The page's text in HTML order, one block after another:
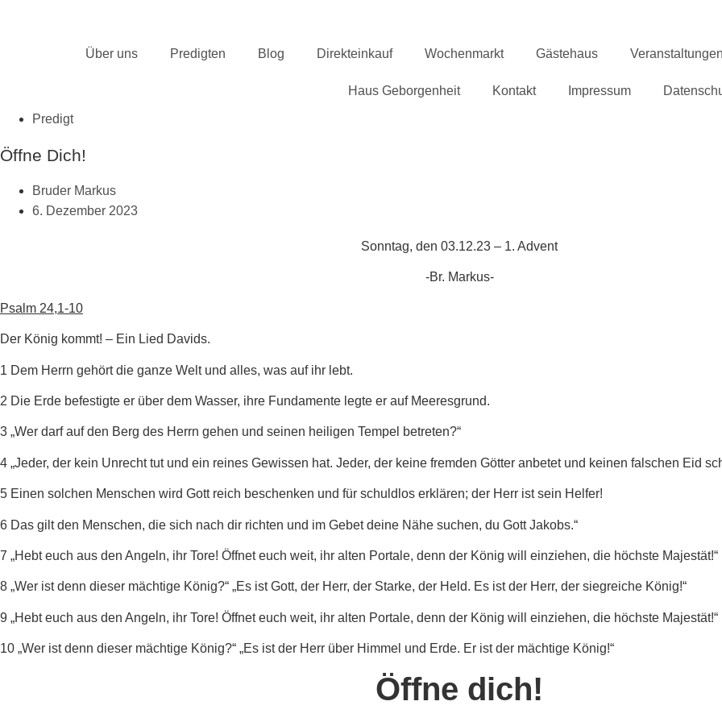
Über uns Predigten Blog Direkteinkauf Wochenmarkt Gästehaus
Haus Geborgenheit Kontakt Impressum
Predigt
Öffne Dich!
Bruder Markus
6. Dezember 2023
Sonntag, den 03.12.23 – 1. Advent
-Br. Markus-
Psalm 24,1-10
Der König kommt! – Ein Lied Davids.
1 Dem Herrn gehört die ganze Welt und alles, was auf ihr lebt.
2 Die Erde befestigte er über dem Wasser, ihre Fundamente legte er auf Meeresgrund.
3 „Wer darf auf den Berg des Herrn gehen und seinen heiligen Tempel betreten?“
4 „Jeder, der kein Unrecht tut und ein reines Gewissen hat. Jeder, der keine fremden Götter anbetet und keinen falschen Eid
5 Einen solchen Menschen wird Gott reich beschenken und für schuldlos erklären; der Herr ist sein Helfer!
6 Das gilt den Menschen, die sich nach dir richten und im Gebet deine Nähe suchen, du Gott Jakobs.“
7 „Hebt euch aus den Angeln, ihr Tore! Öffnet euch weit, ihr alten Portale, denn der König will einziehen, die höchste Majestät!“
8 „Wer ist denn dieser mächtige König?“ „Es ist Gott, der Herr, der Starke, der Held. Es ist der Herr, der siegreiche König!“
9 „Hebt euch aus den Angeln, ihr Tore! Öffnet euch weit, ihr alten Portale, denn der König will einziehen, die höchste Majestät!“
10 „Wer ist denn dieser mächtige König?“ „Es ist der Herr über Himmel und Erde. Er ist der mächtige König!“
Öffne dich!